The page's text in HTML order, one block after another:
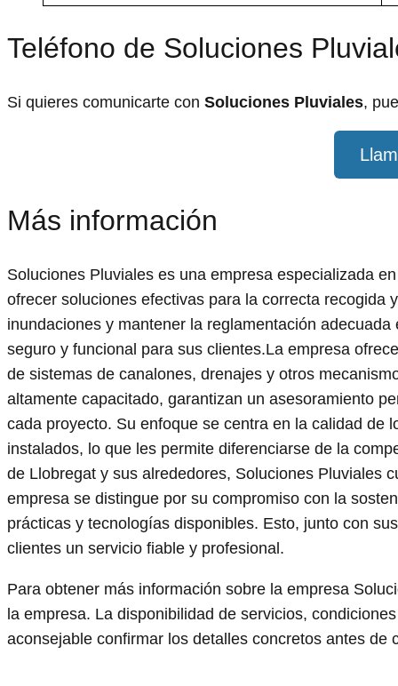
Teléfono de Soluciones
Si quieres comunicarte con Soluciones Pluviales,
Más información
Soluciones Pluviales es una empresa especializada
ofrecer soluciones efectivas para la correcta recogida
inundaciones y mantener la reglamentación
seguro y funcional para sus clientes.La empresa
de sistemas de canalones, drenajes y otros
altamente capacitado, garantizan un asesoramiento
cada proyecto. Su enfoque se centra en la calidad de
instalados, lo que les permite diferenciarse de la
de Llobregat y sus alrededores, Soluciones Pluviales
empresa se distingue por su compromiso con la
prácticas y tecnologías disponibles. Esto, junto con
clientes un servicio fiable y profesional.
Para obtener más información sobre la empresa
la empresa. La disponibilidad de servicios,
aconsejable confirmar los detalles concretos antes de